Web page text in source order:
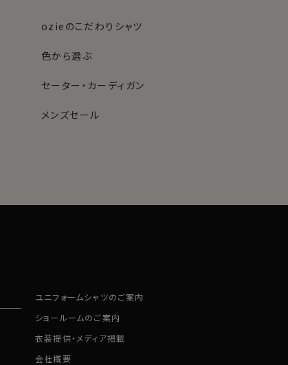
ozieのこだわりシャツ
色から選ぶ
セーター・カーディガン
メンズセール
ユニフォームシャツのご案内
ショールームのご案内
衣装提供・メディア掲載
会社概要